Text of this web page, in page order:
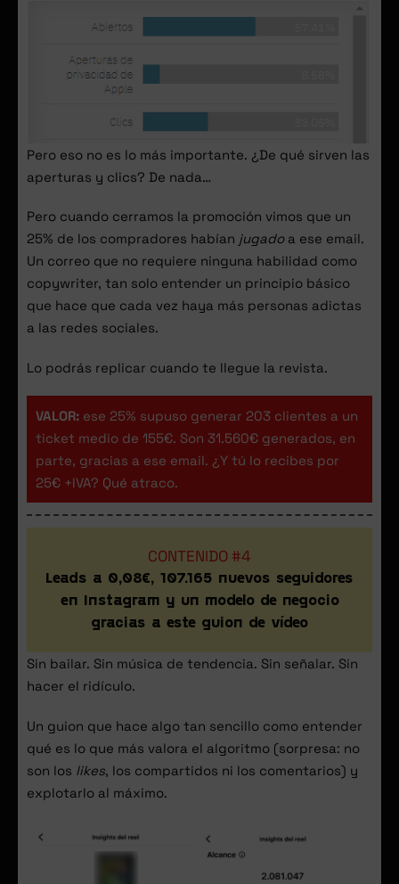
Pero eso no es lo más importante. ¿De qué sirven las
aperturas y clics? De nada…
Pero cuando cerramos la promoción vimos que un
25% de los compradores habían jugadoa ese email.
Un correo que no requiere ninguna habilidad como
copywriter, tan solo entender un principio básico
que hace que cada vez haya más personas adictas
a las redes sociales.
Lo podrás replicar cuando te llegue la revista.
VALOR: ese 25% supuso generar 203 clientes a un
ticket medio de 155€. Son 31.560€ generados, en
parte, gracias a ese email. ¿Y tú lo recibes por
25€ +IVA? Qué atraco.
CONTENIDO #4
Leads a 0,08€, 107.165 nuevos seguidores
en Instagram y un modelo de negocio
gracias a este guion de vídeo
Sin bailar. Sin música de tendencia. Sin señalar. Sin
hacer el ridículo.
Un guion que hace algo tan sencillo como entender
qué es lo que más valora el algoritmo (sorpresa: no
son los likes, los compartidos ni los comentarios) y
explotarlo al máximo.